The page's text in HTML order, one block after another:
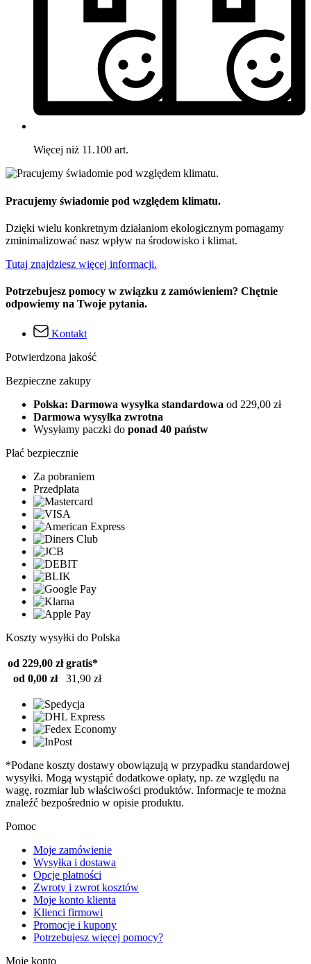
Więcej niż 11.100 art.
Pracujemy świadomie pod względem klimatu.
Dzięki wielu konkretnym działaniom ekologicznym pomagamy
zminimalizować nasz wpływ na środowisko i klimat.
Tutaj znajdziesz więcej informacji.
Potrzebujesz pomocy w związku z zamówieniem? Chętnie
odpowiemy na Twoje pytania.
Kontakt
Potwierdzona jakość
Bezpieczne zakupy
Polska: Darmowa wysyłka standardowa od 229,00 zł
Darmowa wysyłka zwrotna
Wysyłamy paczki do ponad 40 państw
Płać bezpiecznie
Za pobraniem
Przedpłata
Koszty wysyłki do Polska
od 229,00 zł gratis*
od 0,00 zł
31,90 zł
*Podane koszty dostawy obowiązują w przypadku standardowej
wysyłki. Mogą wystąpić dodatkowe opłaty, np. ze względu na
wagę, rozmiar lub właściwości produktów. Informacje te można
znaleźć bezpośrednio w opisie produktu.
Pomoc
Moje zamówienie
Wysyłka i dostawa
Opcje płatności
Zwroty i zwrot kosztów
Moje konto klienta
Klienci firmowi
Promocje i kupony
Potrzebujesz więcej pomocy?
Moje konto